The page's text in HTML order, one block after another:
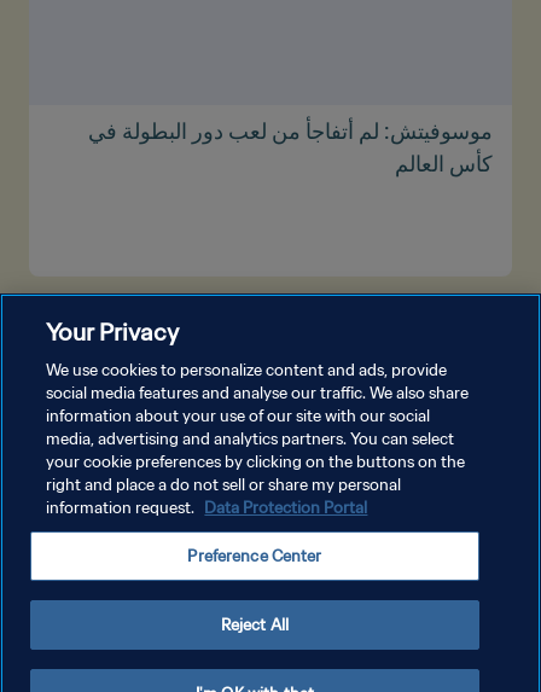
موسوفيتش: لم أتفاجأ من لعب دور البطولة في
كأس العالم
إدارة تفضيلات ملفات تعريف الارتباط
Your Privacy
We use cookies to personalize content and ads, provide
social media features and analyse our traffic. We also share
information about your use of our site with our social
media, advertising and analytics partners. You can select
your cookie preferences by clicking on the buttons on the
right and place a do not sell or share my personal
information request. Data Protection Portal
Preference Center
Reject All